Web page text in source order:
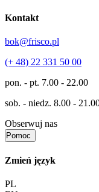
Kontakt
bok@frisco.pl
(+ 48) 22 331 50 00
pon. - pt. 7.00 - 22.00
sob. - niedz. 8.00 -
Obserwuj nas
Pomoc
Zmień język
PL